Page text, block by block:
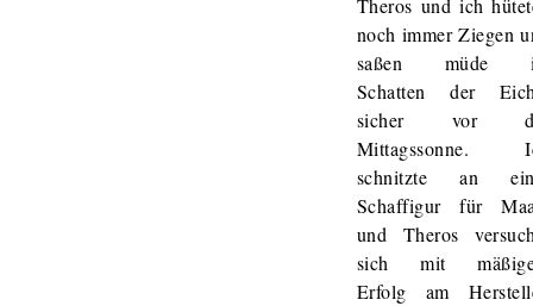
Theros und ich
noch immer Ziegen
saßen müde
Schatten der
sicher vor
Mittagssonne.
schnitzte an
Schaffigur für
und Theros
sich mit
Erfolg am